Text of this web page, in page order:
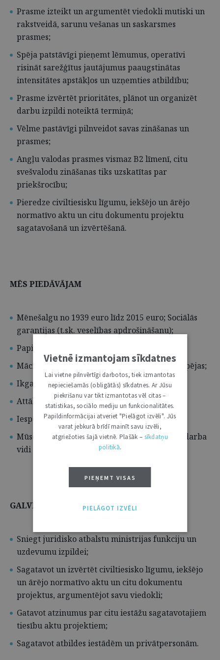
Prasme izteikt un argumentēt viedokli mutiski un
rakstveidā, sarunu vešanas un saskarsmes
prasmes;
Spēja patstāvīgi pieņemt lēmumus, operatīvi
risināt sarežģītus jautājumus paaugstinātas
intensitātes apstākļos un uzņemties atbildību;
Prasme izvērtēt prioritātes, plānot un organizēt
darbu izpildi noteiktā termiņā;
Vēlme pastāvīgi pilnveidot savas zināšanas un
prasmes;
Angļu valodas prasmes vismaz B2 līmenī, citu
svešvalodu zināšanas tiks uzskatītas par
priekšrocību;
Pieredze civiltiesisku līgumu, iekšējo un ārējo
normatīvo aktu un citu dokumentu projektu
sagatavošanā un izvērtēšanā.
MĒS PIEDĀVĀJAM
Mēnešalgu no 1939 euro līdz 2015 euro; Sociālās
garantijas (t.sk. veselības apdrošināšanu);
Papildatvaļinājumu līdz 12 darba dienām;
Mācību un kvalifikācijas paaugstināšanas iespējas;
Ikgadējā atvaļinājuma pabalstu;
Attālinātā darba iespējas;
Iespēju veidot diplomāta karjeru;
Mūsdienīgu, atvērtu un uz sadarbību vērstu darba
vidi un kolēģu atbalstu.
GALVENIE AMATA PIENĀKUMI
Sniegt juridisko atbalstu ministrijas funkciju un
uzdevumu izpildei;
Sagatavot un izvērtēt civiltiesisko līgumu, iekšējo
un ārējo normatīvo aktu un citu dokumentu
projektus, argumentējot savu viedokli;
Gatavot atzinumus par citu iestāžu sagatavotajiem
tiesību aktu projektiem;
Sagatavot atbildes iestādēm un privātpersonām.
Vietnē izmantojam sīkdatnes
Lai vietne pilnvērtīgi darbotos, tiek izmantotas
nepieciešamās (obligātās) sīkdatnes. Ar Jūsu
piekrišanu var tikt izmantotas vēl citas –
statistikas, sociālo mediju un funkcionalitātes.
Papildinformācijai atveriet "Pielāgot izvēli". Jūs
varat jebkurā brīdī mainīt savu izvēli,
atgriežoties šajā vietnē. Plašāk – sīkdatņu
politikā.
PIEŅEMT VISAS
PIELĀGOT IZVĒLI